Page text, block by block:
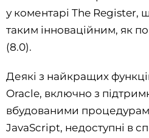
у коментарі The Register,
таким інноваційним, як
(8.0).
Деякі з найкращих
Oracle, включно з
вбудованими
JavaScript, недоступні в